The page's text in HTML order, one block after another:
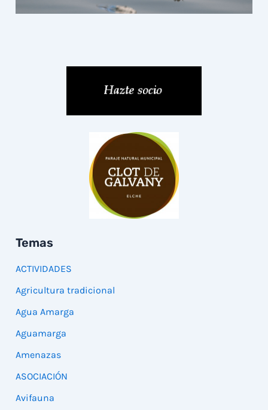
Temas
ACTIVIDADES
Agricultura tradicional
Agua Amarga
Aguamarga
Amenazas
ASOCIACIÓN
Avifauna